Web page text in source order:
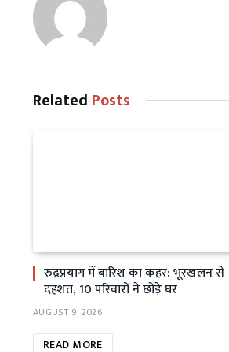
Related Posts
रुद्रप्रयाग में बारिश का कहर: भूस्खलन से
दहशत, 10 परिवारों ने छोड़े घर
AUGUST 9, 2026
READ MORE